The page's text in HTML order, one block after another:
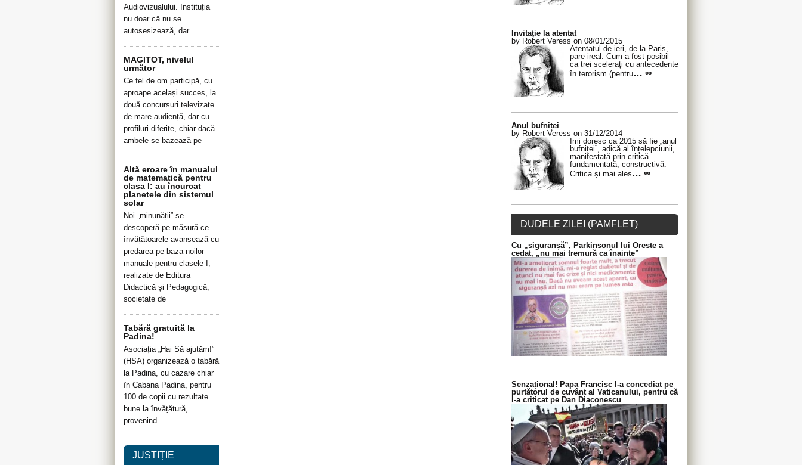
Audiovizualului. Instituția
nu doar că nu se
autosesizează, dar
MAGITOT, nivelul
următor
Ce fel de om participă, cu
aproape același succes, la
două concursuri televizate
de mare audiență, dar cu
profiluri diferite, chiar dacă
ambele se bazează pe
Altă eroare în manualul
de matematică pentru
clasa I: au încurcat
planetele din sistemul
solar
Noi „minunății” se
descoperă pe măsură ce
învățătoarele avansează cu
predarea pe baza noilor
manuale pentru clasele I,
realizate de Editura
Didactică și Pedagogică,
societate de
Tabără gratuită la
Padina!
Asociația „Hai Să ajutăm!”
(HSA) organizează o tabără
la Padina, cu cazare chiar
în Cabana Padina, pentru
100 de copii cu rezultate
bune la învățătură,
provenind
JUSTIȚIE
Invitație la atentat
by Robert Veress on 08/01/2015
Atentatul de ieri, de la Paris,
pare ireal. Cum a fost posibil
ca trei scelerați cu antecedente
în terorism (pentru… ∞
Anul bufniței
by Robert Veress on 31/12/2014
Îmi doresc ca 2015 să fie „anul
bufniței”, adică al înțelepciunii,
manifestată prin critică
fundamentată, constructivă.
Critica și mai ales… ∞
DUDELE ZILEI (PAMFLET)
Cu „siguranșă”, Parkinsonul lui Oreste a
cedat, „nu mai tremură ca înainte”
Senzațional! Papa Francisc l-a concediat pe
purtătorul de cuvânt al Vaticanului, pentru că
l-a criticat pe Dan Diaconescu